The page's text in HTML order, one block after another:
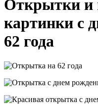
Открытки и
картинки с
62 года